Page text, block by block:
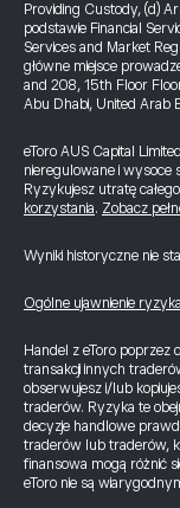
Providing Custody, (d)
podstawie Financial
Services and Market
główne miejsce
and 208, 15th Floor
Abu Dhabi, United Arab
eToro AUS Capital
nieregulowane i wysoce
Ryzykujesz utratę
korzystania. Zobacz
Wyniki historyczne nie
Ogólne ujawnienie ryzyka
Handel z eToro poprzez
transakcji innych
obserwujesz i/lub
traderów. Ryzyka te
decyzje handlowe
traderów lub traderów,
finansowa mogą różnić
eToro nie są